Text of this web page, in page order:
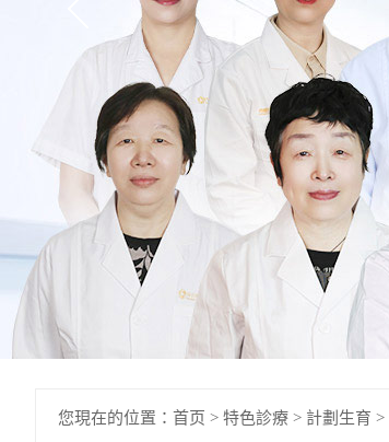
您現在的位置： 首页 > 特色診療 > 計劃生育 >